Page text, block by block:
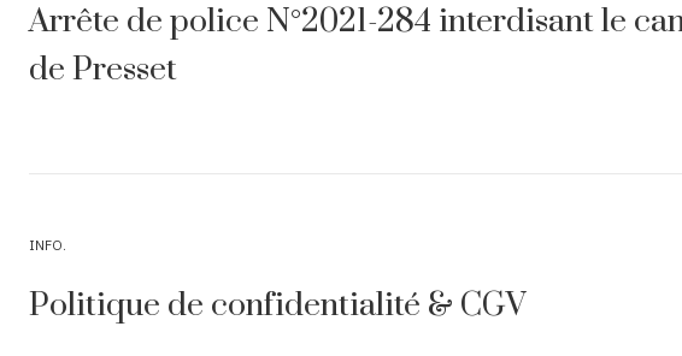
Arrête de police N°2021-284 interdisant le
de Presset
INFO
Politique de confidentialité & CGV